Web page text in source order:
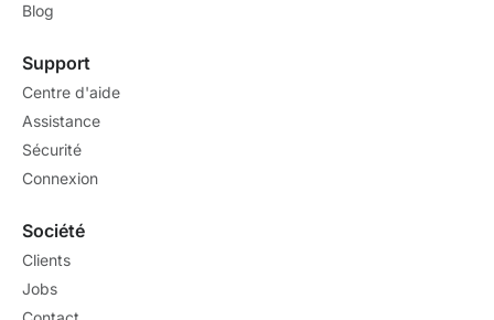
Blog
Support
Centre d'aide
Assistance
Sécurité
Connexion
Société
Clients
Jobs